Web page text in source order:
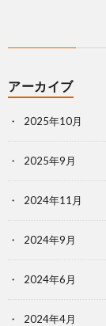
アーカイブ
2025年10月
2025年9月
2024年11月
2024年9月
2024年6月
2024年4月